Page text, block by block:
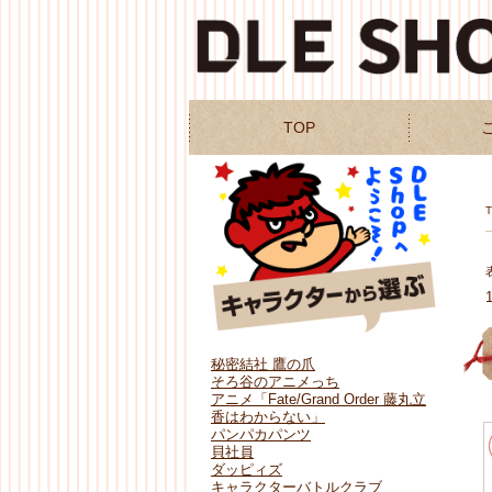
TOP
秘密結社 鷹の爪
そろ谷のアニメっち
アニメ「Fate/Grand Order 藤丸立
香はわからない」
パンパカパンツ
貝社員
ダッピィズ
キャラクターバトルクラブ